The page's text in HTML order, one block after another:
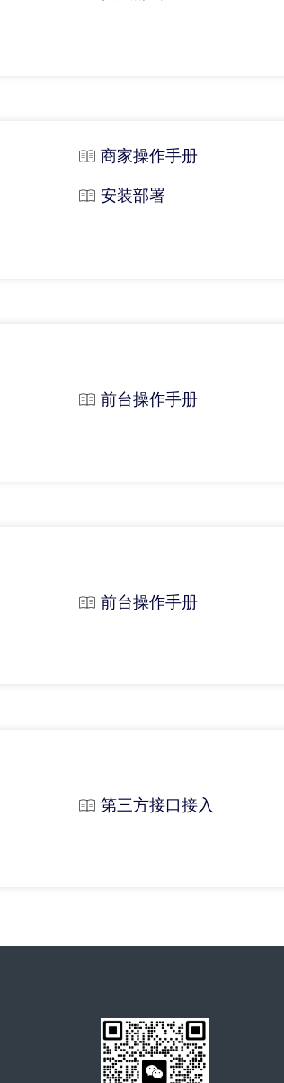
商家操作手册
安装部署
前台操作手册
前台操作手册
第三方接口接入